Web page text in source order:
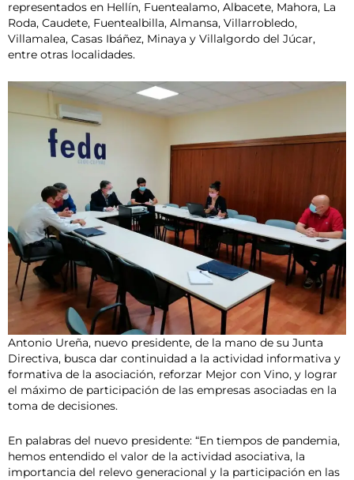
representados en Hellín, Fuentealamo, Albacete, Mahora, La
Roda, Caudete, Fuentealbilla, Almansa, Villarrobledo,
Villamalea, Casas Ibáñez, Minaya y Villalgordo del Júcar,
entre otras localidades.
Antonio Ureña, nuevo presidente, de la mano de su Junta
Directiva, busca dar continuidad a la actividad informativa y
formativa de la asociación, reforzar Mejor con Vino, y lograr
el máximo de participación de las empresas asociadas en la
toma de decisiones.
En palabras del nuevo presidente: “En tiempos de pandemia,
hemos entendido el valor de la actividad asociativa, la
importancia del relevo generacional y la participación en las